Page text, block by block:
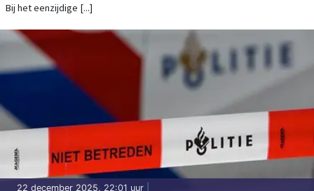
Bij het eenzijdige [...]
22 december 2025, 22:01 uur